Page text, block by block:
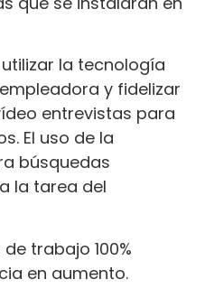
la tecnología
y fidelizar
entrevistas para
El uso de la
búsquedas
la tarea del
trabajo 100%
en aumento.